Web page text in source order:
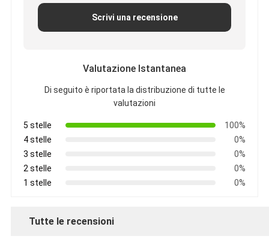
Scrivi una recensione
Valutazione Istantanea
Di seguito è riportata la distribuzione di tutte le
valutazioni
5 stelle
100%
4 stelle
0%
3 stelle
0%
2 stelle
0%
1 stelle
0%
Tutte le recensioni